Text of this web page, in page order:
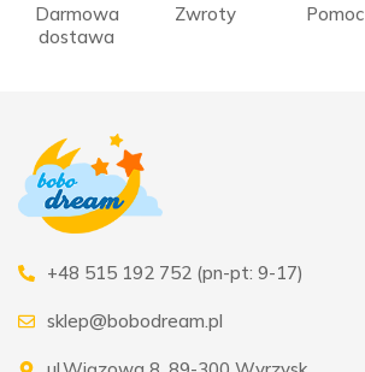
Darmowa
dostawa
Zwroty Pomoc
+48 515 192 752 (pn-pt: 9-17)
sklep@bobodream.pl